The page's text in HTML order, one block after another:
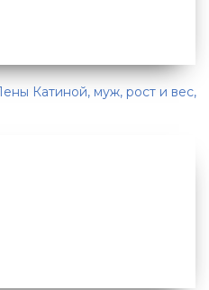
Катиной, муж, рост и вес,